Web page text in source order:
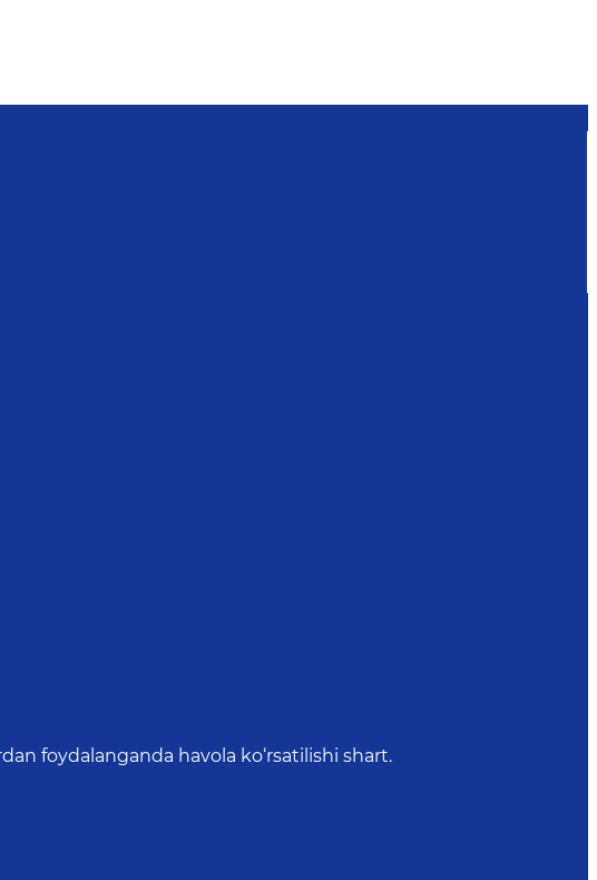
foydalanganda havola ko‘rsatilishi shart.